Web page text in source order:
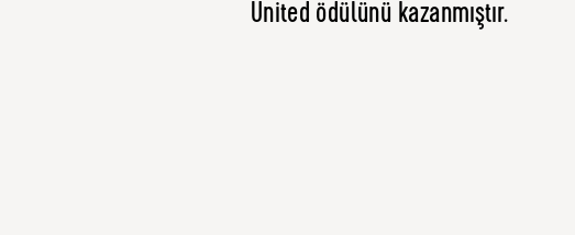
United ödülünü kazanmıştır.